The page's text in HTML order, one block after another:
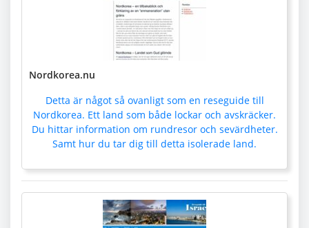
Nordkorea.nu
Detta är något så ovanligt som en reseguide till
Nordkorea. Ett land som både lockar och avskräcker.
Du hittar information om rundresor och sevärdheter.
Samt hur du tar dig till detta isolerade land.